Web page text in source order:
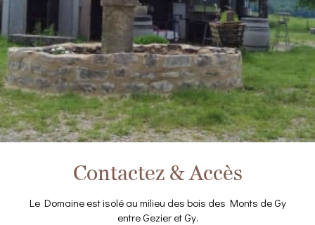
Contactez & Accès
Le Domaine est isolé au milieu des bois des Monts de Gy
entre Gezier et Gy.